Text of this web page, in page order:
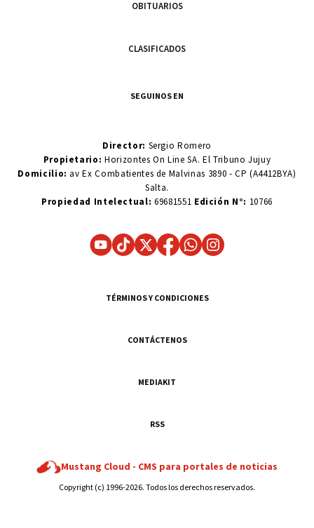
OBITUARIOS
CLASIFICADOS
SEGUINOS EN
Director: Sergio Romero
Propietario:Horizontes On Line SA. El Tribuno Jujuy
Domicilio: av Ex Combatientes de Malvinas 3890 - CP (A4412BYA)
Salta.
Propiedad Intelectual: 69681551 Edición N°: 10766
TÉRMINOS Y CONDICIONES
CONTÁCTENOS
MEDIAKIT
RSS
Mustang Cloud - CMS para portales de noticias
Copyright (c) 1996-2026. Todos los derechos reservados.